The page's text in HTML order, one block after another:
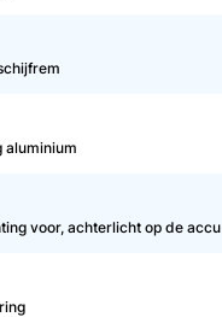
aluminium
voor, achterlicht op de accu